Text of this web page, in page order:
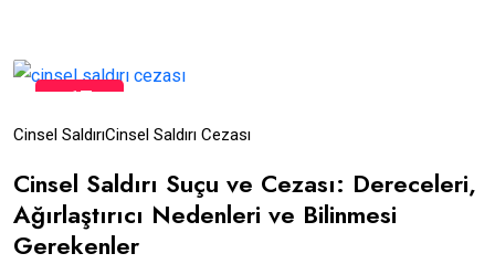
17
Tem
Cinsel SaldırıCinsel Saldırı Cezası
Cinsel Saldırı Suçu ve Cezası: Dereceleri,
Ağırlaştırıcı Nedenleri ve Bilinmesi
Gerekenler